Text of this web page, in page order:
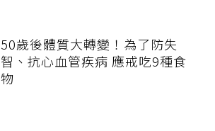
50歲後體質大轉變！為了防失
智、抗心血管疾病 應戒吃9種食
物